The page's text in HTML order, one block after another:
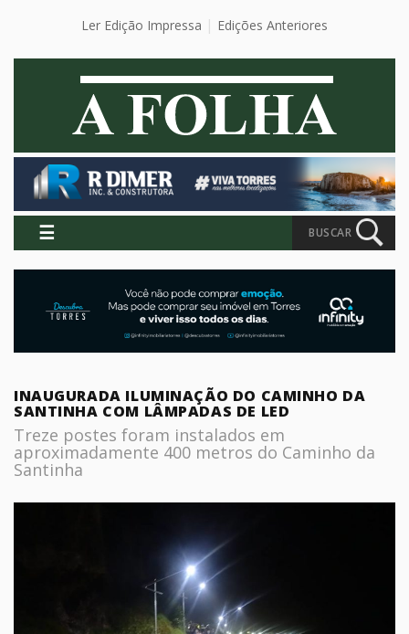
Ler Edição Impressa Edições Anteriores
☰ BUSCAR
INAUGURADA ILUMINAÇÃO DO CAMINHO DA
SANTINHA COM LÂMPADAS DE LED
Treze postes foram instalados em
aproximadamente 400 metros do Caminho da
Santinha